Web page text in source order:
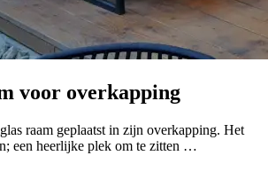
voor overkapping
raam geplaatst in zijn overkapping. Het
een heerlijke plek om te zitten …